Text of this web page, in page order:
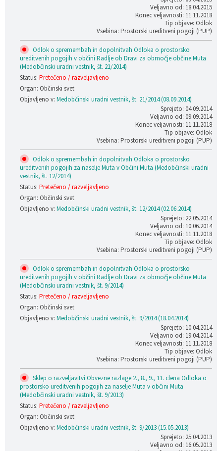
Veljavno od: 18.04.2015
Konec veljavnosti: 11.11.2018
Tip objave: Odlok
Vsebina: Prostorski ureditveni pogoji (PUP)
Odlok o spremembah in dopolnitvah Odloka o prostorsko
ureditvenih pogojih v občini Radlje ob Dravi za območje občine Muta
(Medobčinski uradni vestnik, št. 21/2014)
Status: Pretečeno / razveljavljeno
Organ: Občinski svet
Objavljeno v: Medobčinski uradni vestnik, št. 21/2014 (08.09.2014)
Sprejeto: 04.09.2014
Veljavno od: 09.09.2014
Konec veljavnosti: 11.11.2018
Tip objave: Odlok
Vsebina: Prostorski ureditveni pogoji (PUP)
Odlok o spremembah in dopolnitvah Odloka o prostorsko
ureditvenih pogojih za naselje Muta v Občini Muta (Medobčinski uradni
vestnik, št. 12/2014)
Status: Pretečeno / razveljavljeno
Organ: Občinski svet
Objavljeno v: Medobčinski uradni vestnik, št. 12/2014 (02.06.2014)
Sprejeto: 22.05.2014
Veljavno od: 10.06.2014
Konec veljavnosti: 11.11.2018
Tip objave: Odlok
Vsebina: Prostorski ureditveni pogoji (PUP)
Odlok o spremembah in dopolnitvah Odloka o prostorsko
ureditvenih pogojih v občini Radlje ob Dravi za območje občine Muta
(Medobčinski uradni vestnik, št. 9/2014)
Status: Pretečeno / razveljavljeno
Organ: Občinski svet
Objavljeno v: Medobčinski uradni vestnik, št. 9/2014 (18.04.2014)
Sprejeto: 10.04.2014
Veljavno od: 19.04.2014
Konec veljavnosti: 11.11.2018
Tip objave: Odlok
Vsebina: Prostorski ureditveni pogoji (PUP)
Sklep o razveljavitvi Obvezne razlage 2., 8., 9., 11. clena Odloka o
prostorsko ureditvenih pogojih za naselje Muta v občini Muta
(Medobčinski uradni vestnik, št. 9/2013)
Status: Pretečeno / razveljavljeno
Organ: Občinski svet
Objavljeno v: Medobčinski uradni vestnik, št. 9/2013 (15.05.2013)
Sprejeto: 25.04.2013
Veljavno od: 16.05.2013